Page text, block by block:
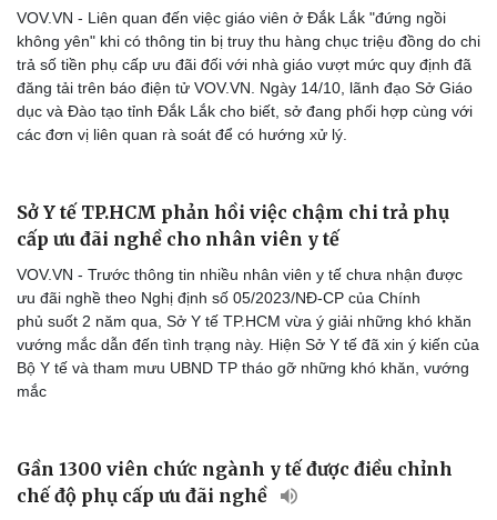
Cải chính
VOV.VN - Liên quan đến việc giáo viên ở Đắk Lắk "đứng ngồi
không yên" khi có thông tin bị truy thu hàng chục triệu đồng do chi
trả số tiền phụ cấp ưu đãi đối với nhà giáo vượt mức quy định đã
đăng tải trên báo điện tử VOV.VN. Ngày 14/10, lãnh đạo Sở Giáo
dục và Đào tạo tỉnh Đắk Lắk cho biết, sở đang phối hợp cùng với
các đơn vị liên quan rà soát để có hướng xử lý.
Sở Y tế TP.HCM phản hồi việc chậm chi trả phụ
cấp ưu đãi nghề cho nhân viên y tế
VOV.VN - Trước thông tin nhiều nhân viên y tế chưa nhận được
ưu đãi nghề theo Nghị định số 05/2023/NĐ-CP của Chính
phủ suốt 2 năm qua, Sở Y tế TP.HCM vừa ý giải những khó khăn
vướng mắc dẫn đến tình trạng này. Hiện Sở Y tế đã xin ý kiến của
Bộ Y tế và tham mưu UBND TP tháo gỡ những khó khăn, vướng
mắc
Gần 1300 viên chức ngành y tế được điều chỉnh
chế độ phụ cấp ưu đãi nghề